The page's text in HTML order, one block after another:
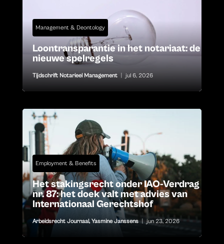
Management & Deontology
Loontransparantie in het notariaat: de
nieuwe spelregels
Tijdschrift Notarieel Management jul 6, 2026
Employment & Benefits
Het stakingsrecht onder IAO-Verdrag
nr. 87: het doek valt met advies van
Internationaal Gerechtshof
Arbeidsrecht Journaal, Yasmine Janssens jun 23, 2026